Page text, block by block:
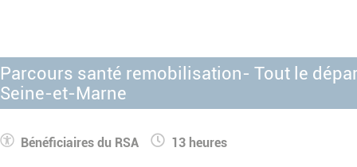
Parcours santé remobilisation- Tout le
Seine-et-Marne
Bénéficiaires du RSA 13 heures